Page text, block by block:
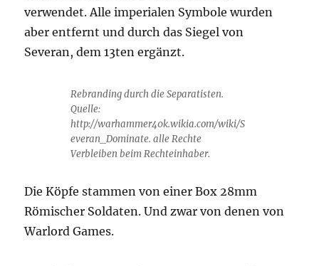
verwendet. Alle imperialen Symbole wurden
aber entfernt und durch das Siegel von
Severan, dem 13ten ergänzt.
Rebranding durch die Separatisten.
Quelle:
http://warhammer40k.wikia.com/wiki/S
everan_Dominate. alle Rechte
Verbleiben beim Rechteinhaber.
Die Köpfe stammen von einer Box 28mm
Römischer Soldaten. Und zwar von denen von
Warlord Games.